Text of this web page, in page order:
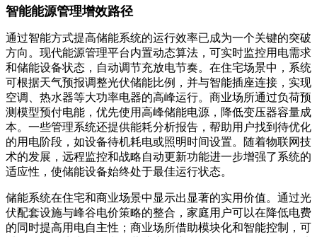
智能能源管理增效路径
通过智能方式提高储能系统的运行效率已成为一个关键的突破
方向。现代能源管理平台内置动态算法，可实时监控用电需求
和储能设备状态，自动调节充放电节奏。在住宅场景中，系统
可根据天气预报调整光伏储能比例，并与智能插座连接，实现
空调、热水器等大功率电器的高峰运行。商业场所通过负荷预
测模型预付电能，优先使用高峰储能电源，降低变压器容量成
本。一些管理系统还提供能耗分析报告，帮助用户找到待优化
的用电阶段，如设备待机耗电或照明时间设置。随着物联网技
术的发展，远程监控和战略自动更新功能进一步增强了系统的
适应性，使储能设备始终处于最佳运行状态。
储能系统在住宅和商业场景中显示出显著的实用价值。通过光
伏配套设施与峰谷电价策略的整合，家庭用户可以在降低电费
的同时提高用电自主性；商业场所借助模块化和智能控制，可